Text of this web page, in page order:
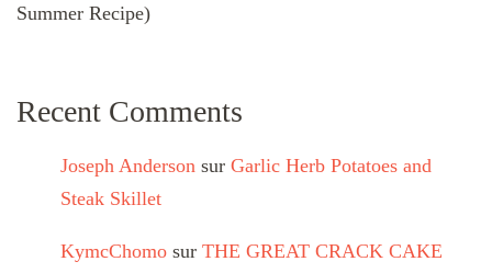
Summer Recipe)
Recent Comments
Joseph Anderson sur Garlic Herb Potatoes and
Steak Skillet
KymcChomo sur THE GREAT CRACK CAKE